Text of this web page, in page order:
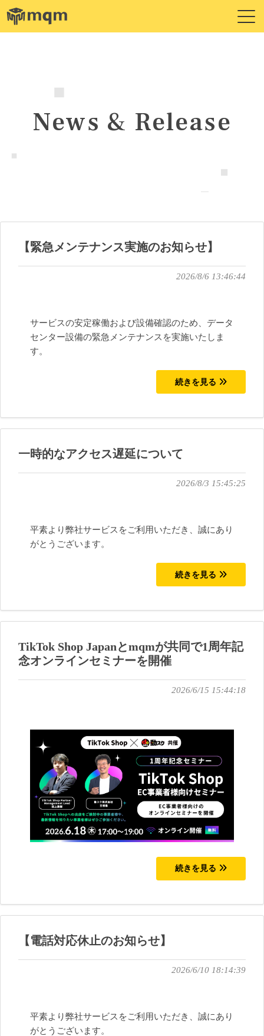
News & Release
【緊急メンテナンス実施のお知らせ】
2026/8/6 13:46:44
サービスの安定稼働および設備確認のため、データ
センター設備の緊急メンテナンスを実施いたしま
す。
続きを見る
一時的なアクセス遅延について
2026/8/3 15:45:25
平素より弊社サービスをご利用いただき、誠にあり
がとうございます。
続きを見る
TikTok Shop Japanとmqmが共同で1周年記
念オンラインセミナーを開催
2026/6/15 15:44:18
続きを見る
【電話対応休止のお知らせ】
2026/6/10 18:14:39
平素より弊社サービスをご利用いただき、誠にあり
がとうございます。